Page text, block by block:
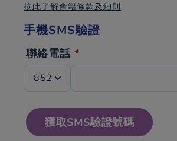
按此了解會籍條款及細則
手機SMS驗證
聯絡電話 *
獲取SMS驗證號碼